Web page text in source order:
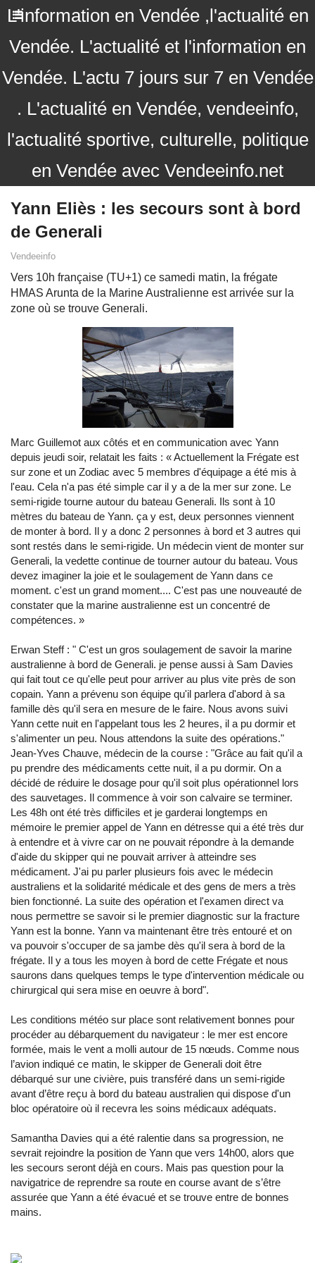
L'information en Vendée ,l'actualité en
Vendée. L'actualité et l'information en
Vendée. L'actu 7 jours sur 7 en Vendée
. L'actualité en Vendée, vendeeinfo,
l'actualité sportive, culturelle, politique
en Vendée avec Vendeeinfo.net
Yann Eliès : les secours sont à bord
de Generali
Vendeeinfo
Vers 10h française (TU+1) ce samedi matin, la frégate
HMAS Arunta de la Marine Australienne est arrivée sur la
zone où se trouve Generali.
Marc Guillemot aux côtés et en communication avec Yann
depuis jeudi soir, relatait les faits : « Actuellement la Frégate est
sur zone et un Zodiac avec 5 membres d'équipage a été mis à
l'eau. Cela n'a pas été simple car il y a de la mer sur zone. Le
semi-rigide tourne autour du bateau Generali. Ils sont à 10
mètres du bateau de Yann. ça y est, deux personnes viennent
de monter à bord. Il y a donc 2 personnes à bord et 3 autres qui
sont restés dans le semi-rigide. Un médecin vient de monter sur
Generali, la vedette continue de tourner autour du bateau. Vous
devez imaginer la joie et le soulagement de Yann dans ce
moment. c'est un grand moment.... C'est pas une nouveauté de
constater que la marine australienne est un concentré de
compétences. »
Erwan Steff : " C'est un gros soulagement de savoir la marine
australienne à bord de Generali. je pense aussi à Sam Davies
qui fait tout ce qu'elle peut pour arriver au plus vite près de son
copain. Yann a prévenu son équipe qu'il parlera d'abord à sa
famille dès qu'il sera en mesure de le faire. Nous avons suivi
Yann cette nuit en l'appelant tous les 2 heures, il a pu dormir et
s'alimenter un peu. Nous attendons la suite des opérations."
Jean-Yves Chauve, médecin de la course : "Grâce au fait qu'il a
pu prendre des médicaments cette nuit, il a pu dormir. On a
décidé de réduire le dosage pour qu'il soit plus opérationnel lors
des sauvetages. Il commence à voir son calvaire se terminer.
Les 48h ont été très difficiles et je garderai longtemps en
mémoire le premier appel de Yann en détresse qui a été très dur
à entendre et à vivre car on ne pouvait répondre à la demande
d'aide du skipper qui ne pouvait arriver à atteindre ses
médicament. J'ai pu parler plusieurs fois avec le médecin
australiens et la solidarité médicale et des gens de mers a très
bien fonctionné. La suite des opération et l'examen direct va
nous permettre se savoir si le premier diagnostic sur la fracture
Yann est la bonne. Yann va maintenant être très entouré et on
va pouvoir s'occuper de sa jambe dès qu'il sera à bord de la
frégate. Il y a tous les moyen à bord de cette Frégate et nous
saurons dans quelques temps le type d'intervention médicale ou
chirurgical qui sera mise en oeuvre à bord".
Les conditions météo sur place sont relativement bonnes pour
procéder au débarquement du navigateur : le mer est encore
formée, mais le vent a molli autour de 15 nœuds. Comme nous
l’avion indiqué ce matin, le skipper de Generali doit être
débarqué sur une civière, puis transféré dans un semi-rigide
avant d’être reçu à bord du bateau australien qui dispose d'un
bloc opératoire où il recevra les soins médicaux adéquats.
Samantha Davies qui a été ralentie dans sa progression, ne
sevrait rejoindre la position de Yann que vers 14h00, alors que
les secours seront déjà en cours. Mais pas question pour la
navigatrice de reprendre sa route en course avant de s’être
assurée que Yann a été évacué et se trouve entre de bonnes
mains.